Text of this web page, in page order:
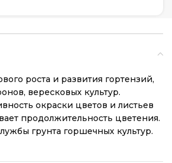
роста и развития гортензий,
вересковых культур.
окраски цветов и листьев
продолжительность цветения.
грунта горшечных культур.